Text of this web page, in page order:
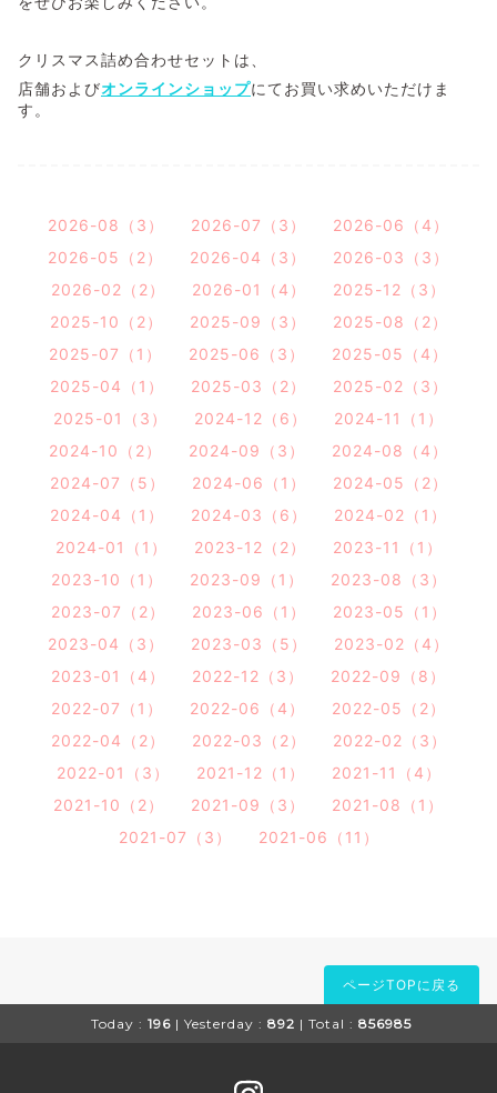
クリスマス詰め合わせセットは、
店舗およびオンラインショップにてお買い求めいただけま
す。
2026-08（3） 2026-07（3）
2026-06（4）
2026-05（2）
2026-04（3）
2026-03（3）
2026-02（2）
2026-01（4）
2025-12（3）
2025-10（2）
2025-09（3）
2025-08（2）
2025-07（1）
2025-06（3）
2025-05（4）
2025-04（1）
2025-03（2）
2025-02（3）
2025-01（3）
2024-12（6）
2024-11（1）
2024-10（2）
2024-09（3）
2024-08（4）
2024-07（5）
2024-06（1）
2024-05（2）
2024-04（1）
2024-03（6）
2024-02（1）
2024-01（1）
2023-12（2）
2023-11（1）
2023-10（1）
2023-09（1）
2023-08（3）
2023-07（2）
2023-06（1）
2023-05（1）
2023-04（3）
2023-03（5）
2023-02（4）
2023-01（4）
2022-12（3）
2022-09（8）
2022-07（1）
2022-06（4）
2022-05（2）
2022-04（2）
2022-03（2）
2022-02（3）
2022-01（3）
2021-12（1）
2021-11（4）
2021-10（2）
2021-09（3）
2021-08（1）
2021-07（3）
2021-06（11）
ページTOPに戻る
Today : 196 | Yesterday : 892 | Total : 856985